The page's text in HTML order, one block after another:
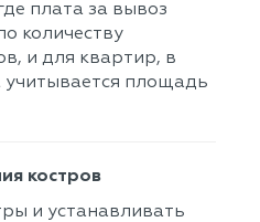
плата за вывоз
количеству
и для квартир, в
учитывается площадь
костров
и устанавливать